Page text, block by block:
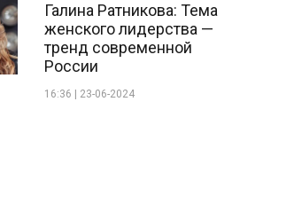
Галина Ратникова: Тема
женского лидерства —
тренд современной
России
16:36 | 23-06-2024